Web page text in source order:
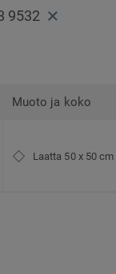
9532
Muoto ja koko
Laatta 50 x 50 cm